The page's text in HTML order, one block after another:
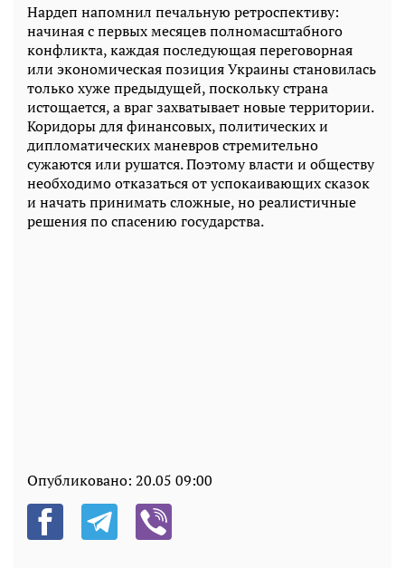
Нардеп напомнил печальную ретроспективу:
начиная с первых месяцев полномасштабного
конфликта, каждая последующая переговорная
или экономическая позиция Украины становилась
только хуже предыдущей, поскольку страна
истощается, а враг захватывает новые территории.
Коридоры для финансовых, политических и
дипломатических маневров стремительно
сужаются или рушатся. Поэтому власти и обществу
необходимо отказаться от успокаивающих сказок
и начать принимать сложные, но реалистичные
решения по спасению государства.
Опубликовано: 20.05 09:00